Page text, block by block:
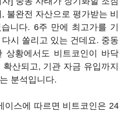
불완전 자산으로 평가받는 비
니다. 6주 만에 최고가를 기
시 쏠리고 있는 건데요. 중동
상황에서도 비트코인이 바닥
산되고, 기관 자금 유입까지
분석입니다.
이스에 따르면 비트코인은 24